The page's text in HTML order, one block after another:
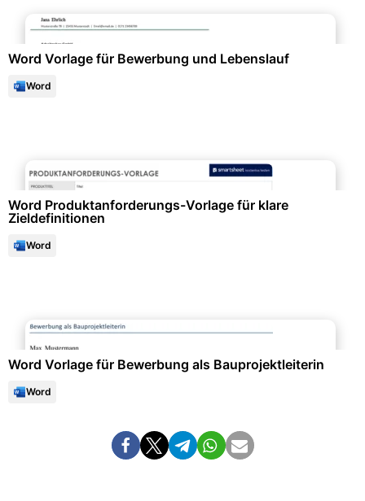
Word Vorlage für Bewerbung und Lebenslauf
Word
Word Produktanforderungs-Vorlage für klare
Zieldefinitionen
Word
Word Vorlage für Bewerbung als Bauprojektleiterin
Word